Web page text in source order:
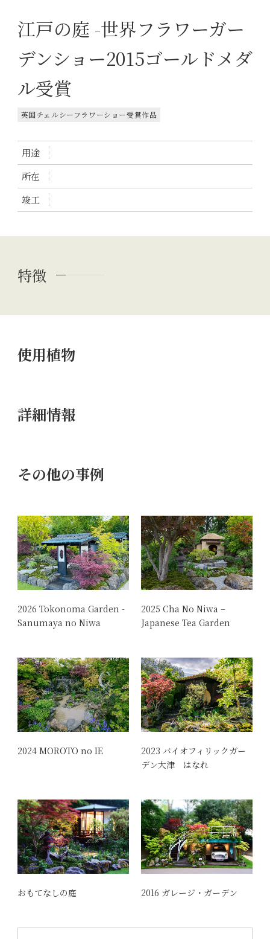
江戸の庭 -世界フラワーガー
デンショー2015ゴールドメダ
ル受賞
英国チェルシーフラワーショー受賞作品
用途
所在
竣工
特徴
使用植物
詳細情報
その他の事例
2026 Tokonoma Garden -
Sanumaya no Niwa
2025 Cha No Niwa –
Japanese Tea Garden
2024 MOROTO no IE
2023 バイオフィリックガー
デン大津 はなれ
おもてなしの庭 2016 ガレージ・ガーデン